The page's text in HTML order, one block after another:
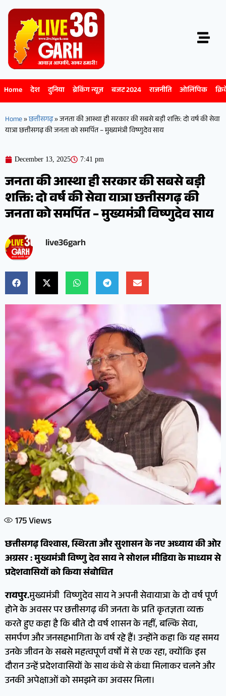
Home देश दुनिया ब्रेकिंग न्यूज़ बजट 2024 राजनीति ओलिंपिक
Home»छत्तीसगढ़»जनता की आस्था ही सरकार की सबसे बड़ी शक्ति: दो वर्ष की सेवा
यात्रा छत्तीसगढ़ की जनता को समर्पित – मुख्यमंत्री विष्णुदेव साय
December 13, 2025 7:41 pm
जनता की आस्था ही सरकार की सबसे बड़ी
शक्ति: दो वर्ष की सेवा यात्रा छत्तीसगढ़ की
जनता को समर्पित – मुख्यमंत्री विष्णुदेव साय
live36garh
175Views
छत्तीसगढ़ विश्वास, स्थिरता और सुशासन के नए अध्याय की ओर
अग्रसर : मुख्यमंत्री विष्णु देव साय ने सोशल मीडिया के माध्यम से
प्रदेशवासियों को किया संबोधित
रायपुर.मुख्यमंत्री विष्णुदेव साय ने अपनी सेवायात्रा के दो वर्ष पूर्ण
होने के अवसर पर छत्तीसगढ़ की जनता के प्रति कृतज्ञता व्यक्त
करते हुए कहा है कि बीते दो वर्ष शासन के नहीं, बल्कि सेवा,
समर्पण और जनसहभागिता के वर्ष रहे हैं। उन्होंने कहा कि यह समय
उनके जीवन के सबसे महत्वपूर्ण वर्षों में से एक रहा, क्योंकि इस
दौरान उन्हें प्रदेशवासियों के साथ कंधे से कंधा मिलाकर चलने और
उनकी अपेक्षाओं को समझने का अवसर मिला।